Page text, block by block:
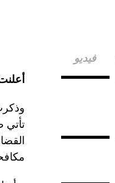
تأتي
مكافحة
فيديو